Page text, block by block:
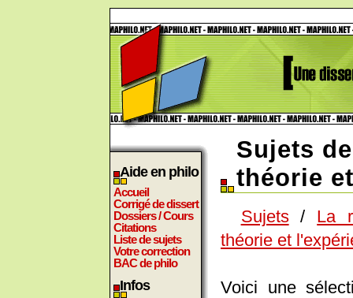
Aide en philo
Accueil
Corrigé de dissert
Dossiers / Cours
Citations
Liste de sujets
Votre correction
BAC de philo
Infos
Sujets
théorie
Sujets/ La
théorie et
Voici une